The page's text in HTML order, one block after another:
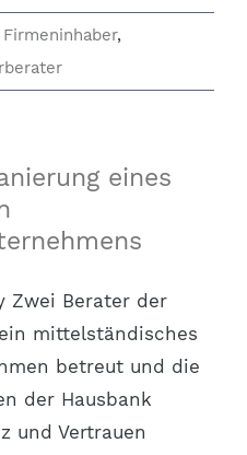
Firmeninhaber,
eines
Zwei Berater der
mittelständisches
betreut und die
der Hausbank
und Vertrauen